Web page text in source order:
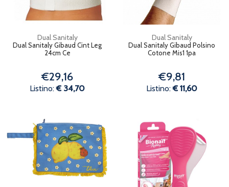
Dual Sanitaly
Dual Sanitaly Gibaud Cint Leg
24cm Ce
€29,16
Listino:€ 34,70
Dual Sanitaly
Dual Sanitaly Gibaud Polsino
Cotone Mis1 1pa
€9,81
Listino:€ 11,60